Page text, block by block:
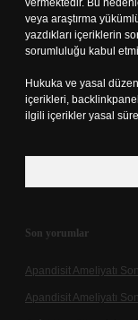
vermektedir. Bu
veya araştırma
yazdıkları içeriklerin
sorumluluğu kabul
Hukuka ve yasal
içerikleri,
ilgili içerikler yasal
Son yorumlar
Apandisit Ameliyatı
Apandisit Ameliyatı